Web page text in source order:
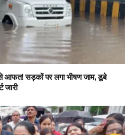
से आफत! सड़कों पर लगा भीषण जाम, डूबे